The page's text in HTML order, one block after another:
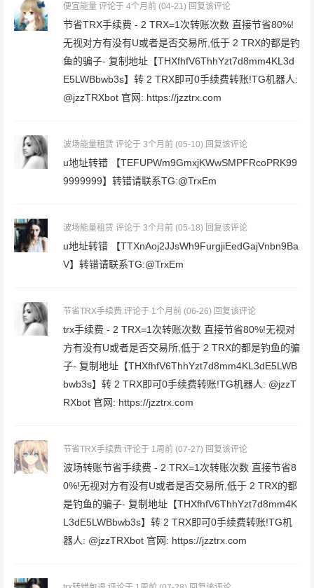
便宜能量 评论于 4个月前 (04-21) 回复该评论
节省TRX手续费 - 2 TRX=1次转账次数 直接节省80%!
无视对方有没有U或者是否交易所,低于 2 TRX的都是钓
鱼的骗子- 复制地址【THXfhfV6ThhYzt7d8mm4KL3d
E5LWBbwb3s】转 2 TRX即可0手续费转账!TG机器人:
@jzzTRXbot 官网: https://jzztrx.com
波场能量租赁 评论于 3个月前 (05-10) 回复该评论
u地址转错 【TEFUPWm9GmxjKWwSMPFRcoPRK99
9999999】转错请联系TG:@TrxEm
波场能量租赁 评论于 3个月前 (05-18) 回复该评论
u地址转错 【TTXnAoj2JJsWh9FurgjiEedGajVnbn9Ba
V】转错请联系TG:@TrxEm
节省TRX手续费 评论于 1个月前 (06-26) 回复该评论
trx手续费 - 2 TRX=1次转账次数 直接节省80%!无视对
方有没有U或者是否交易所,低于 2 TRX的都是钓鱼的骗
子- 复制地址【THXfhfV6ThhYzt7d8mm4KL3dE5LWB
bwb3s】转 2 TRX即可0手续费转账!TG机器人: @jzzT
RXbot 官网: https://jzztrx.com
节省TRX手续费 评论于 1周前 (07-27) 回复该评论
波场转账节省手续费 - 2 TRX=1次转账次数 直接节省8
0%!无视对方有没有U或者是否交易所,低于 2 TRX的都
是钓鱼的骗子- 复制地址【THXfhfV6ThhYzt7d8mm4K
L3dE5LWBbwb3s】转 2 TRX即可0手续费转账!TG机
器人: @jzzTRXbot 官网: https://jzztrx.com